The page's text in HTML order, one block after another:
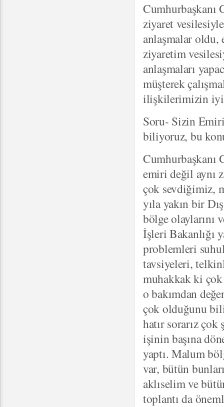
Cumhurbaşkanı
ziyaret
anlaşmalar
ziyaretim
anlaşmaları
müşterek
ilişkilerimizin
Soru- Sizin
biliyoruz, bu
Cumhurbaşkanı
emiri değil aynı
çok sevdiğimiz,
yıla yakın bir
bölge olaylarını
İşleri Bakanlığı
problemleri
tavsiyeleri,
muhakkak ki
o bakımdan
çok olduğunu
hatır sorarız
işinin başına
yaptı. Malum
var, bütün
aklıselim ve
toplantı da